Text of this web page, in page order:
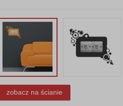
zobacz na ścianie